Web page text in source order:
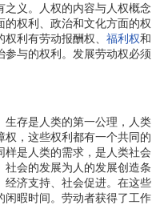
之义。人权的内容与人权概念
权利、政治和文化方面的权
利有劳动报酬权、 福利权和
参与的权利。发展劳动权必须
存是人类的第一公理，人类
，这些权利都有一个共同的
是人类的需求，是人类社会
会的发展为人的发展创造条
经济支持、社会促进。在这些
闲暇时间。劳动者获得了工作